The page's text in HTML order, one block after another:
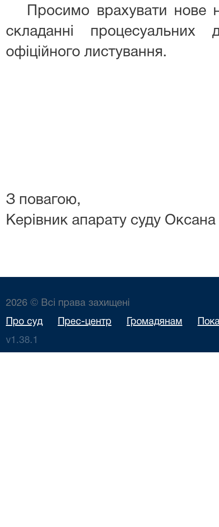
Просимо врахувати нове
складанні процесуальних
офіційного листування.
З повагою,
Керівник апарату суду
2026 © Всі права захищені
Про суд Прес-центр Громадянам
v1.38.1